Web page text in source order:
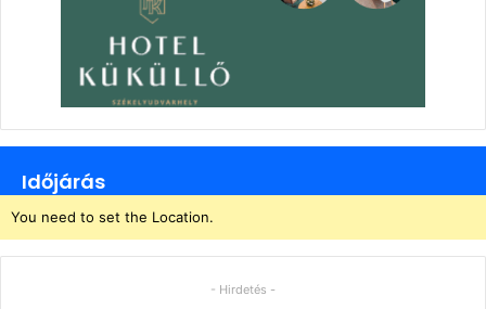
Időjárás
You need to set the Location.
- Hirdetés -